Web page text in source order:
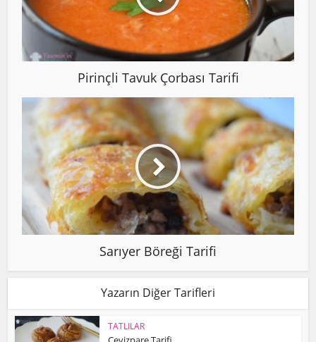
Pirinçli Tavuk Çorbası Tarifi
Sarıyer Böreği Tarifi
Yazarın Diğer Tarifleri
TATLILAR